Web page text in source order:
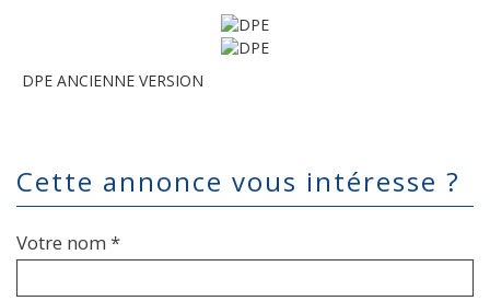
DPE ANCIENNE VERSION
cette annonce vous intéresse ?
Votre nom *